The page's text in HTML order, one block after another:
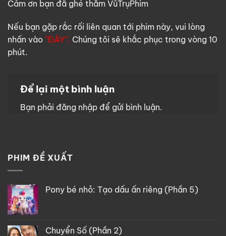
Cảm ơn bạn đã ghé thăm VũTrụPhim
Nếu bạn gặp rắc rối liên quan tới phim này, vui lòng
nhấn vào "ĐÂY". Chúng tôi sẽ khắc phục trong vòng 10
phút.
Để lại một bình luận
Bạn phải đăng nhập để gửi bình luận.
PHIM ĐỀ XUẤT
Pony bé nhỏ: Tạo dấu ấn riêng (Phần 5)
Chuyển Số (Phần 2)